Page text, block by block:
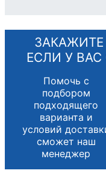
ЕСЛИ У
Помочь с
подбором
подходящего
варианта и
условий
сможет наш
менеджер